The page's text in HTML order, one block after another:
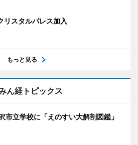
リスタルパレス加入
もっと見る
ん経トピックス
市立学校に「えのすい大解剖図鑑」